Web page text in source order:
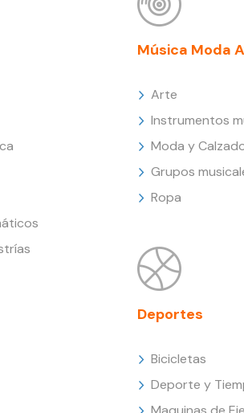
Música Moda
Arte
Instrumentos
Moda y
Grupos
Ropa
Deportes
Bicicletas
Deporte y